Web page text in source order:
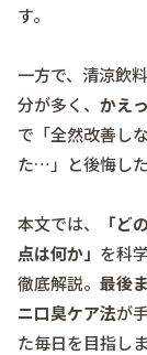
す。
一方で、清涼飲
分が多く、 かえ
で「全然改善し
た…」と後悔した
本文では、
「ど
点は何か」 を科
徹底解説。 最後
ニ口臭ケア法が
た毎日を目指し